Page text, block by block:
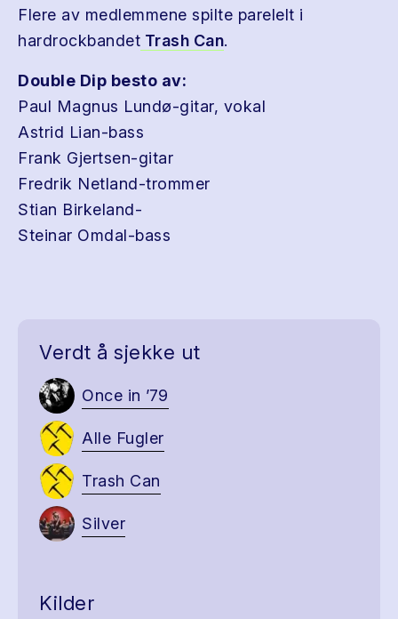
Flere av medlemmene spilte parelelt i
hardrockbandet Trash Can.
Double Dip besto av:
Paul Magnus Lundø-gitar, vokal
Astrid Lian-bass
Frank Gjertsen-gitar
Fredrik Netland-trommer
Stian Birkeland-
Steinar Omdal-bass
Verdt å sjekke ut
Once in ’79
Alle Fugler
Trash Can
Silver
Kilder